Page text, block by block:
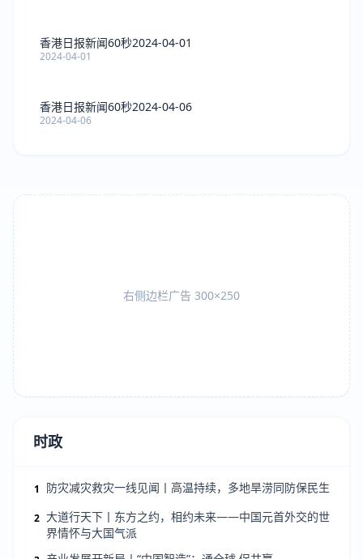
香港日报新闻60秒2024-04-01
2024-04-01
香港日报新闻60秒2024-04-06
2024-04-06
右侧边栏广告 300×250
时政
1 防灾减灾救灾一线见闻丨高温持续，多地旱涝同防保民生
2 大道行天下丨东方之约，相约未来——中国元首外交的世
界情怀与大国气派